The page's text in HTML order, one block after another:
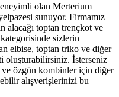
olan Merterium
sunuyor. Firmamız
alacağı toptan trençkot ve
sizlerin
elbise, toptan triko ve diğer
oluşturabilirsiniz. İsterseniz
ve özgün kombinler için diğer
alışverişlerinizi bu